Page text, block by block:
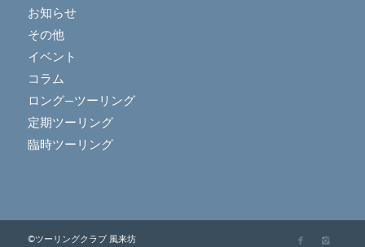
お知らせ
その他
イベント
コラム
ロング―ツーリング
定期ツーリング
臨時ツーリング
©ツーリングクラブ 風来坊